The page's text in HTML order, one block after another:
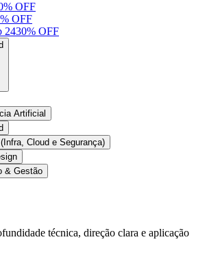
% OFF
% OFF
2430% OFF
Artificial
Cloud e Segurança)
& Gestão
técnica, direção clara e aplicação